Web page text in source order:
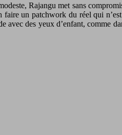
Rajangu met sans
un patchwork du réel qui
des yeux d’enfant, comme